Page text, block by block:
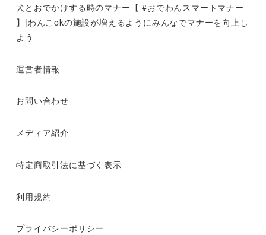
犬とおでかけする時のマナー【 #おでわんスマートマナー
】|わんこokの施設が増えるようにみんなでマナーを向上し
よう
運営者情報
お問い合わせ
メディア紹介
特定商取引法に基づく表示
利用規約
プライバシーポリシー